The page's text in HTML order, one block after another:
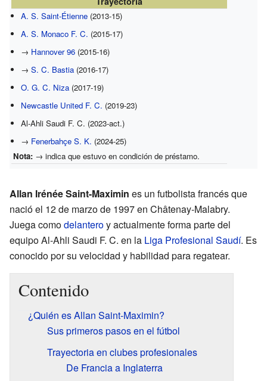
A. S. Saint-Étienne (2013-15)
A. S. Monaco F. C. (2015-17)
→ Hannover 96 (2015-16)
→S. C. Bastia (2016-17)
O. G. C. Niza (2017-19)
Newcastle United F. C. (2019-23)
Al-Ahli Saudi F. C. (2023-act.)
→ Fenerbahçe S. K. (2024-25)
Nota:→ indica que estuvo en condición de préstamo.
Allan Irénée Saint-Maximin es un futbolista francés que
nació el 12 de marzo de 1997 en Châtenay-Malabry.
Juega comodelanteroy actualmente forma parte del
equipo Al-Ahli Saudi F. C. en la Liga Profesional Saudí. Es
conocido por su velocidad y habilidad para regatear.
Contenido
¿Quién es Allan Saint-Maximin?
Sus primeros pasos en el fútbol
Trayectoria en clubes profesionales
De Francia a Inglaterra